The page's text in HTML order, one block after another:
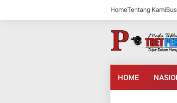
HomeTentang Kami
HOME